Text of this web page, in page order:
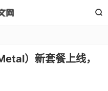

）新套餐上线，